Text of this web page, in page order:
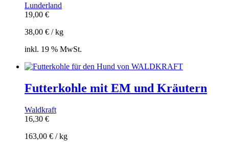
Lunderland
19,00 €
38,00 € /kg
inkl. 19 % MwSt.
Futterkohle mit EM und Kräutern
Waldkraft
16,30 €
163,00 € /kg